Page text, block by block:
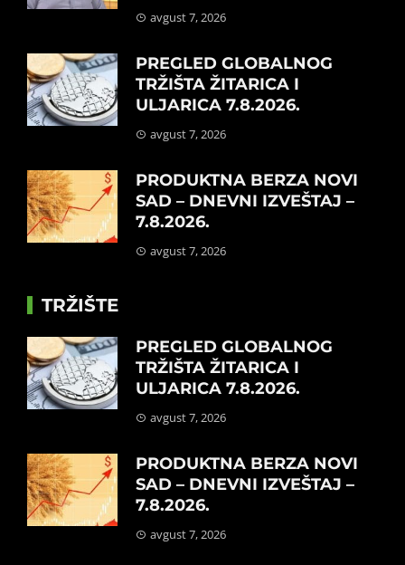
avgust 7, 2026
PREGLED GLOBALNOG
TRŽIŠTA ŽITARICA I
ULJARICA 7.8.2026.
avgust 7, 2026
PRODUKTNA BERZA NOVI
SAD – DNEVNI IZVEŠTAJ –
7.8.2026.
avgust 7, 2026
TRŽIŠTE
PREGLED GLOBALNOG
TRŽIŠTA ŽITARICA I
ULJARICA 7.8.2026.
avgust 7, 2026
PRODUKTNA BERZA NOVI
SAD – DNEVNI IZVEŠTAJ –
7.8.2026.
avgust 7, 2026